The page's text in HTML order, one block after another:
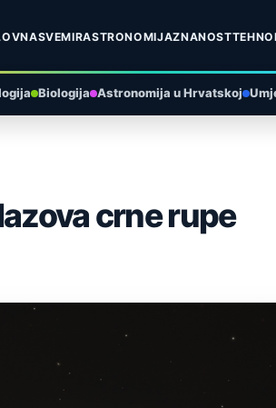
SVEMIRASTRONOMIJAZNANOST
Biologija Astronomija u Hrvatskoj
crne rupe